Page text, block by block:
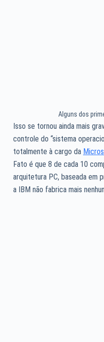
Alguns dos
Isso se tornou ainda mais
controle do “sistema
totalmente à cargo da
Fato é que 8 de cada 10
arquitetura PC, baseada em
a IBM não fabrica mais